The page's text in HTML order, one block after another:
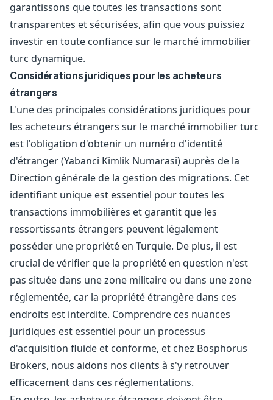
garantissons que toutes les transactions sont
transparentes et sécurisées, afin que vous puissiez
investir en toute confiance sur le marché immobilier
turc dynamique.
Considérations juridiques pour les acheteurs
étrangers
L'une des principales considérations juridiques pour
les acheteurs étrangers sur le marché immobilier turc
est l'obligation d'obtenir un numéro d'identité
d'étranger (Yabanci Kimlik Numarasi) auprès de la
Direction générale de la gestion des migrations. Cet
identifiant unique est essentiel pour toutes les
transactions immobilières et garantit que les
ressortissants étrangers peuvent légalement
posséder une propriété en Turquie. De plus, il est
crucial de vérifier que la propriété en question n'est
pas située dans une zone militaire ou dans une zone
réglementée, car la propriété étrangère dans ces
endroits est interdite. Comprendre ces nuances
juridiques est essentiel pour un processus
d'acquisition fluide et conforme, et chez Bosphorus
Brokers, nous aidons nos clients à s'y retrouver
efficacement dans ces réglementations.